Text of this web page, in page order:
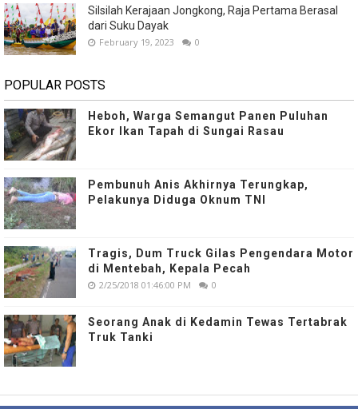
Silsilah Kerajaan Jongkong, Raja Pertama Berasal
dari Suku Dayak
February 19, 2023 0
POPULAR POSTS
Heboh, Warga Semangut Panen Puluhan
Ekor Ikan Tapah di Sungai Rasau
Pembunuh Anis Akhirnya Terungkap,
Pelakunya Diduga Oknum TNI
Tragis, Dum Truck Gilas Pengendara Motor
di Mentebah, Kepala Pecah
2/25/2018 01:46:00 PM 0
Seorang Anak di Kedamin Tewas Tertabrak
Truk Tanki